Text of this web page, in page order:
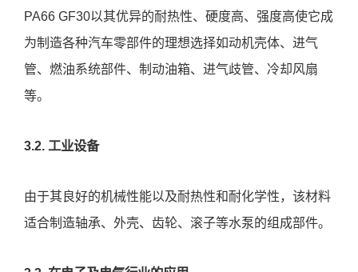
PA66 GF30以其优异的耐热性、硬度高、强度高使它成
为制造各种汽车零部件的理想选择如动机壳体、进气
管、燃油系统部件、制动油箱、进气歧管、冷却风扇
等。
3.2. 工业设备
由于其良好的机械性能以及耐热性和耐化学性，该材料
适合制造轴承、外壳、齿轮、滚子等水泵的组成部件。